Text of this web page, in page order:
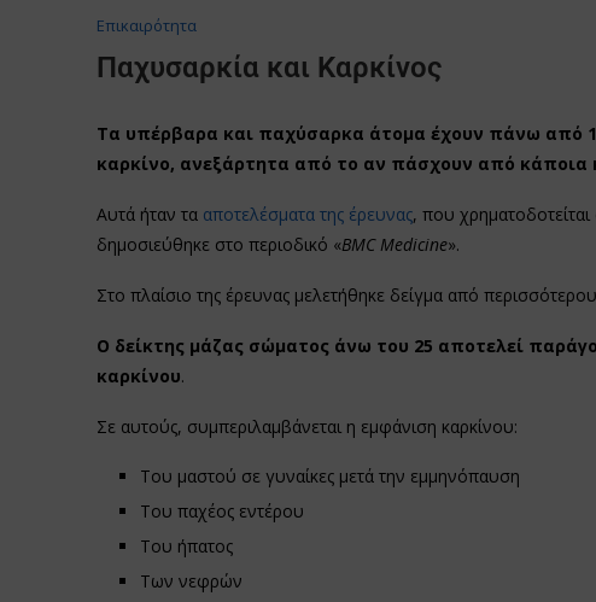
Επικαιρότητα
Παχυσαρκία και Καρκίνος
Τα υπέρβαρα και παχύσαρκα άτομα έχουν πάνω από
καρκίνο, ανεξάρτητα από το αν πάσχουν από κάποια
Αυτά ήταν τα αποτελέσματα της έρευνας, που
δημοσιεύθηκε στο περιοδικό «BMC Medicine».
Στο πλαίσιο της έρευνας μελετήθηκε δείγμα από
Ο δείκτης μάζας σώματος άνω του 25 αποτελεί
καρκίνου.
Σε αυτούς, συμπεριλαμβάνεται η εμφάνιση καρκίνου:
Του μαστού σε γυναίκες μετά την εμμηνόπαυση
Του παχέος εντέρου
Του ήπατος
Των νεφρών